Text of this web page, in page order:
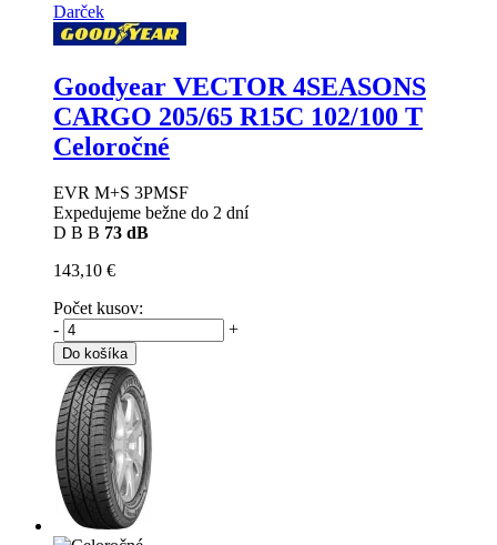
Darček
Goodyear VECTOR 4SEASONS
CARGO 205/65 R15C 102/100 T
Celoročné
EVR M+S 3PMSF
Expedujeme bežne do 2 dní
D B B 73 dB
143,10 €
Počet kusov:
-
+
Do košíka